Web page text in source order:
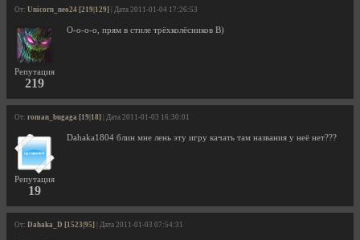
От: Unicorn_neo24 [219|129] | Дата 2011-01-04 17:26:53
Репутация
219
О-о-о-о, прям в стиле трёхколёсников В)
От: roman_bugaga [19|18] | Дата 2011-01-03 16:30:01
Репутация
19
Dahaka1804 блин мне лень эту игру качать там названия у неё нет???
От: Dahaka_D [1523|95] | Дата 2011-01-03 07:54:31